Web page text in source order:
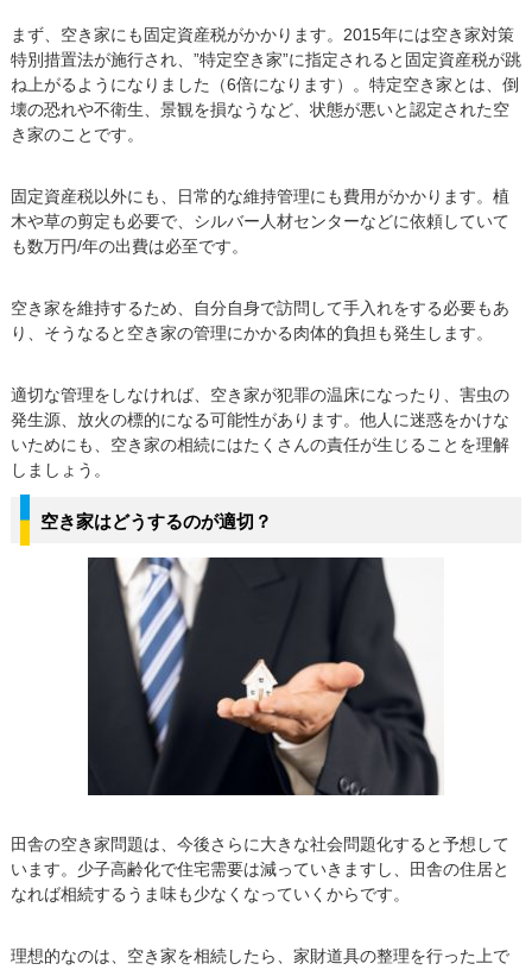
まず、空き家にも固定資産税がかかります。2015年には空き家対策
特別措置法が施行され、”特定空き家”に指定されると固定資産税が跳
ね上がるようになりました（6倍になります）。特定空き家とは、倒
壊の恐れや不衛生、景観を損なうなど、状態が悪いと認定された空
き家のことです。
固定資産税以外にも、日常的な維持管理にも費用がかかります。植
木や草の剪定も必要で、シルバー人材センターなどに依頼していて
も数万円/年の出費は必至です。
空き家を維持するため、自分自身で訪問して手入れをする必要もあ
り、そうなると空き家の管理にかかる肉体的負担も発生します。
適切な管理をしなければ、空き家が犯罪の温床になったり、害虫の
発生源、放火の標的になる可能性があります。他人に迷惑をかけな
いためにも、空き家の相続にはたくさんの責任が生じることを理解
しましょう。
空き家はどうするのが適切？
田舎の空き家問題は、今後さらに大きな社会問題化すると予想して
います。少子高齢化で住宅需要は減っていきますし、田舎の住居と
なれば相続するうま味も少なくなっていくからです。
理想的なのは、空き家を相続したら、家財道具の整理を行った上で